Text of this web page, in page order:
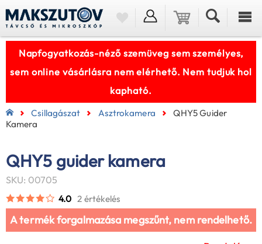
Napfogyatkozás-néző szemüveg sem személyes,
sem online vásárlásra nem elérhető. Nem tudjuk hol
kapható.
Csillagászat Asztrokamera
QHY5 Guider
Kamera
QHY5 guider kamera
SKU: 00705
4.0 2 értékelés
A termék forgalmazása megszűnt, nem rendelhető.